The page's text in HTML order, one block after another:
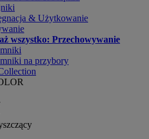
& Użytkowanie
wszystko: Przechowywanie
na przybory